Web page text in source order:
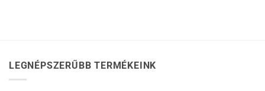
LEGNÉPSZERŰBB TERMÉKEINK